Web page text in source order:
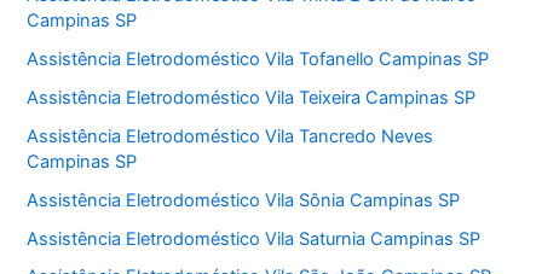
Campinas SP
Assistência Eletrodoméstico Vila Tofanello Campinas SP
Assistência Eletrodoméstico Vila Teixeira Campinas SP
Assistência Eletrodoméstico Vila Tancredo Neves
Campinas SP
Assistência Eletrodoméstico Vila Sônia Campinas SP
Assistência Eletrodoméstico Vila Saturnia Campinas SP